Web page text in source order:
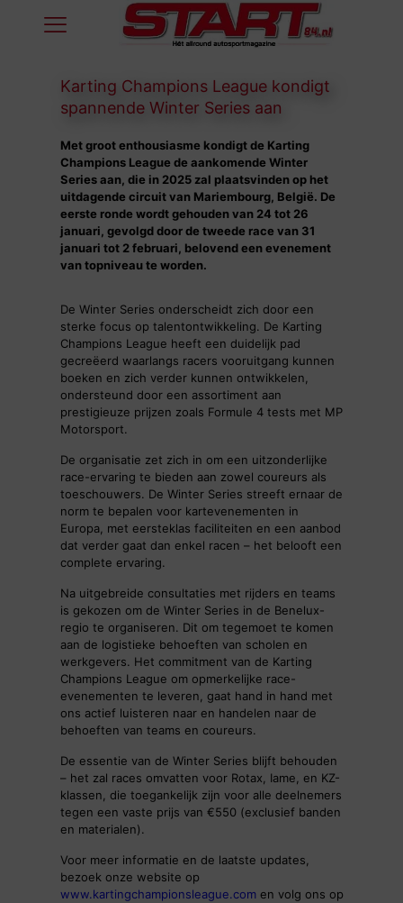
Karting Champions League kondigt
spannende Winter Series aan
Met groot enthousiasme kondigt de Karting
Champions League de aankomende Winter
Series aan, die in 2025 zal plaatsvinden op het
uitdagende circuit van Mariembourg, België. De
eerste ronde wordt gehouden van 24 tot 26
januari, gevolgd door de tweede race van 31
januari tot 2 februari, belovend een evenement
van topniveau te worden.
De Winter Series onderscheidt zich door een
sterke focus op talentontwikkeling. De Karting
Champions League heeft een duidelijk pad
gecreëerd waarlangs racers vooruitgang kunnen
boeken en zich verder kunnen ontwikkelen,
ondersteund door een assortiment aan
prestigieuze prijzen zoals Formule 4 tests met MP
Motorsport.
De organisatie zet zich in om een uitzonderlijke
race-ervaring te bieden aan zowel coureurs als
toeschouwers. De Winter Series streeft ernaar de
norm te bepalen voor kartevenementen in
Europa, met eersteklas faciliteiten en een aanbod
dat verder gaat dan enkel racen – het belooft een
complete ervaring.
Na uitgebreide consultaties met rijders en teams
is gekozen om de Winter Series in de Benelux-
regio te organiseren. Dit om tegemoet te komen
aan de logistieke behoeften van scholen en
werkgevers. Het commitment van de Karting
Champions League om opmerkelijke race-
evenementen te leveren, gaat hand in hand met
ons actief luisteren naar en handelen naar de
behoeften van teams en coureurs.
De essentie van de Winter Series blijft behouden
– het zal races omvatten voor Rotax, Iame, en KZ-
klassen, die toegankelijk zijn voor alle deelnemers
tegen een vaste prijs van €550 (exclusief banden
en materialen).
Voor meer informatie en de laatste updates,
bezoek onze website op
www.kartingchampionsleague.comen volg ons op